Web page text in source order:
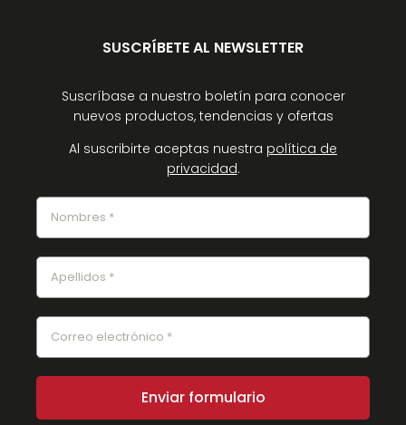
SUSCRÍBETE AL NEWSLETTER
Suscríbase a nuestro boletín para conocer
nuevos productos, tendencias y ofertas
Al suscribirte aceptas nuestra política de
privacidad.